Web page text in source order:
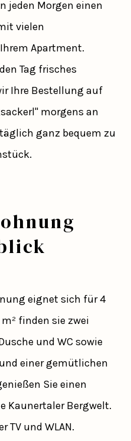
jeden Morgen einen
vielen
Apartment.
Tag frisches
Ihre Bestellung auf
morgens an
ganz bequem zu
eignet sich für 4
m² finden sie zwei
und WC sowie
einer gemütlichen
Sie einen
Kaunertaler Bergwelt.
TV und WLAN.